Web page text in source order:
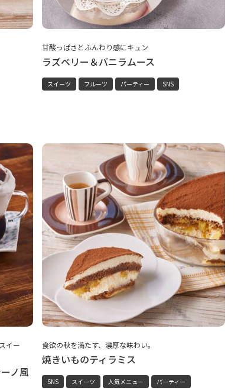
甘酸っぱさとふんわり感にキュン
ラズベリー＆バニラムース
スイーツ フルーツ パーティー SNS
イー
ノ風
食欲の秋を満たす、濃厚な味わい。
焼きいものティラミス
SNS スイーツ 人気メニュー パーティー